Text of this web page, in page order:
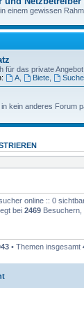
einem gewissen
für das private
A, Biete, Suche
kein anderes Forum
online :: 0
bei 2469 Besuchern,
• Themen insgesamt